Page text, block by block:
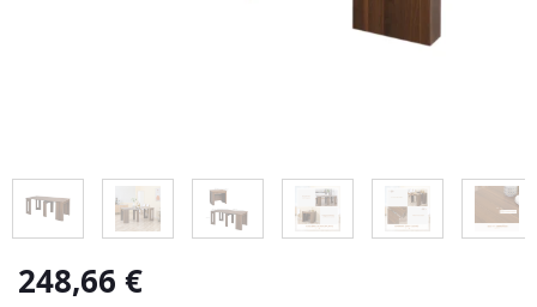
248,66 €